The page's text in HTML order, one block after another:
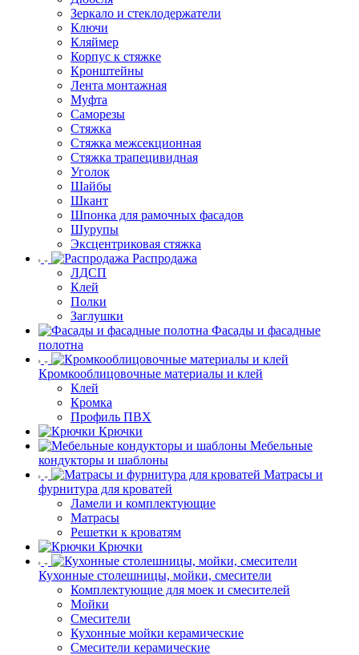
Зеркало и стеклодержатели
Ключи
Кляймер
Корпус к стяжке
Кронштейны
Лента монтажная
Муфта
Саморезы
Стяжка
Стяжка межсекционная
Стяжка трапецивидная
Уголок
Шайбы
Шкант
Шпонка для рамочных фасадов
Шурупы
Эксцентриковая стяжка
Распродажа
ЛДСП
Клей
Полки
Заглушки
Фасады и фасадные
полотна
Кромкооблицовочные материалы и клей
Клей
Кромка
Профиль ПВХ
Крючки
Мебельные
кондукторы и шаблоны
Матрасы и
фурнитура для кроватей
Ламели и комплектующие
Матрасы
Решетки к кроватям
Крючки
Кухонные столешницы, мойки, смесители
Комплектующие для моек и смесителей
Мойки
Смесители
Кухонные мойки керамические
Смесители керамические